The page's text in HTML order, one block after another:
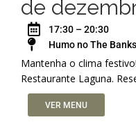
de
17:30 – 20:30
Humo no The Banks
Mantenha o clima
Restaurante Laguna.
VER MENU